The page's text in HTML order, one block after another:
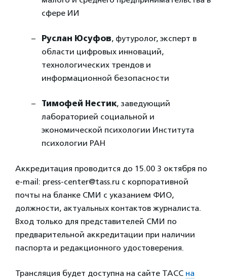
сфере ИИ
Руслан Юсуфов, футуролог, эксперт в
области цифровых инноваций,
технологических трендов и
информационной безопасности
Тимофей Нестик, заведующий
лабораторией социальной и
экономической психологии Института
психологии РАН
Аккредитация проводится до 15.00 3 октября по
e-mail: press-center@tass.ru с корпоративной
почты на бланке СМИ с указанием ФИО,
должности, актуальных контактов журналиста.
Вход только для представителей СМИ по
предварительной аккредитации при наличии
паспорта и редакционного удостоверения.
Трансляция будет доступна на сайте ТАСС на